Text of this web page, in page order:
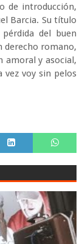
de introducción,
Barcia. Su título
del buen
derecho romano,
amoral y asocial,
vez voy sin pelos